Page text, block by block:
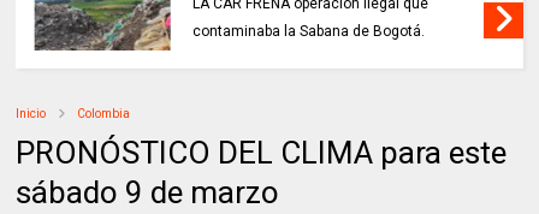
LA CAR FRENA operación ilegal que
contaminaba la Sabana de Bogotá.
Inicio Colombia
PRONÓSTICO DEL CLIMA para este
sábado 9 de marzo